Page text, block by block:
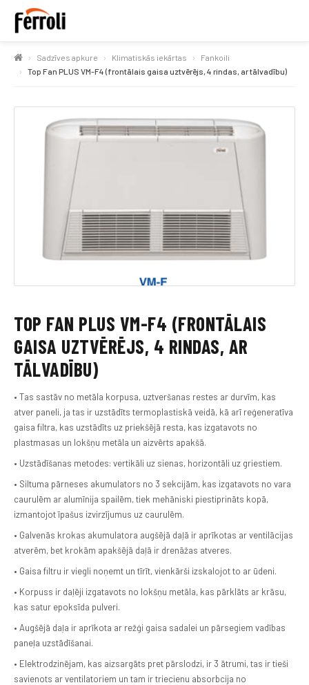
Sadzīves apkure Klimatiskās iekārtas
Fankoili
Top Fan PLUS VM-F4 (frontālais gaisa uztvērējs, 4 rindas, ar tālvadību)
TOP FAN PLUS VM-F4 (FRONTĀLAIS
GAISA UZTVĒRĒJS, 4 RINDAS, AR
TĀLVADĪBU)
• Tas sastāv no metāla korpusa, uztveršanas restes ar durvīm, kas
atver paneli, ja tas ir uzstādīts termoplastiskā veidā, kā arī reģeneratīva
gaisa filtra, kas uzstādīts uz priekšējā resta, kas izgatavots no
plastmasas un lokšņu metāla un aizvērts apakšā.
• Uzstādīšanas metodes: vertikāli uz sienas, horizontāli uz griestiem.
• Siltuma pārneses akumulators no 3 sekcijām, kas izgatavots no vara
caurulēm ar alumīnija spailēm, tiek mehāniski piestiprināts kopā,
izmantojot īpašus izvirzījumus uz caurulēm.
• Galvenās krokas akumulatora augšējā daļā ir aprīkotas ar ventilācijas
atverēm, bet krokām apakšējā daļā ir drenāžas atveres.
• Gaisa filtru ir viegli noņemt un tīrīt, vienkārši izskalojot to ar ūdeni.
• Korpuss ir daļēji izgatavots no lokšņu metāla, kas pārklāts ar krāsu,
kas satur epoksīda pulveri.
• Augšējā daļa ir aprīkota ar režģi gaisa sadalei un pārsegiem vadības
paneļa uzstādīšanai.
• Elektrodzinējam, kas aizsargāts pret pārslodzi, ir 3 ātrumi, tas ir tieši
savienots ar ventilatoriem un tam ir triecienu absorbcija no